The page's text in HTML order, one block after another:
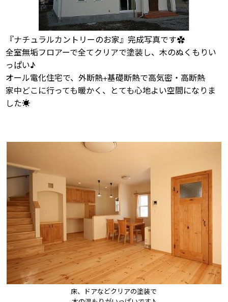
『ナチュラルカントリーのお家』完成写真です✿
全室無垢フロアーで全てクリアで塗装し、木のぬくもりい
っぱい♪
オール電化住宅で、外断熱+基礎断熱で高気密・高断熱
家中どこに行っても暖かく、とても心地よい空間になりま
した☀
床、ドアなどクリアの塗装で